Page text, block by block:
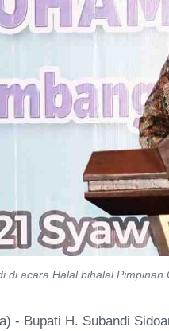
di acara Halal bihalal
- Bupati H. Subandi